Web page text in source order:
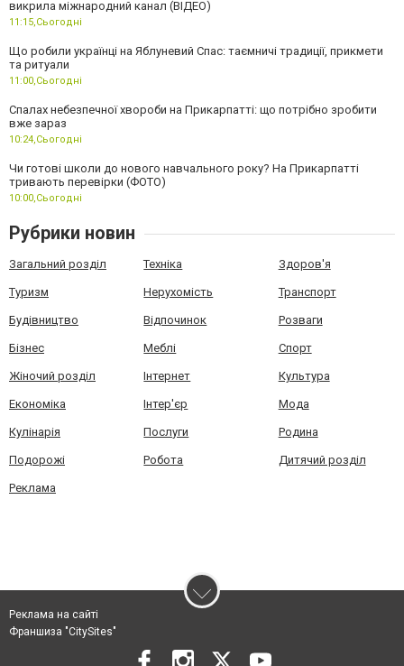
викрила міжнародний канал (ВІДЕО)
11:15,Сьогодні
Що робили українці на Яблуневий Спас: таємничі традиції, прикмети
та ритуали
11:00,Сьогодні
Спалах небезпечної хвороби на Прикарпатті: що потрібно зробити
вже зараз
10:24,Сьогодні
Чи готові школи до нового навчального року? На Прикарпатті
тривають перевірки (ФОТО)
10:00,Сьогодні
Рубрики новин
Загальний розділ Техніка Здоров'я
Туризм Нерухомість Транспорт
Будівництво Відпочинок Розваги
Бізнес Меблі Спорт
Жіночий розділ Інтернет Культура
Економіка Інтер'єр Мода
Кулінарія Послуги Родина
Подорожі Робота Дитячий розділ
Реклама
Реклама на сайті
Франшиза "CitySites"